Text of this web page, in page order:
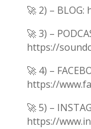
🚀 2) –
🚀 3) –
https://
🚀 4) –
https://
🚀 5) –
https://